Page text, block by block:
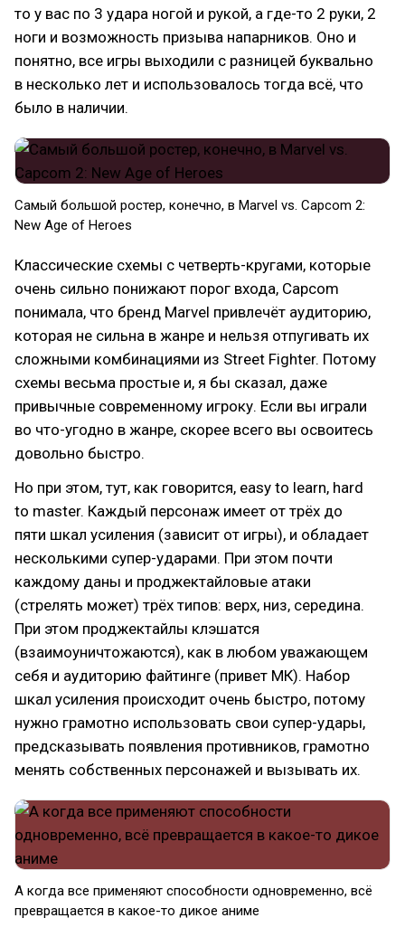
то у вас по 3 удара ногой и рукой, а где-то 2 руки, 2
ноги и возможность призыва напарников. Оно и
понятно, все игры выходили с разницей буквально
в несколько лет и использовалось тогда всё, что
было в наличии.
Самый большой ростер, конечно, в Marvel vs. Capcom 2:
New Age of Heroes
Классические схемы с четверть-кругами, которые
очень сильно понижают порог входа, Capcom
понимала, что бренд Marvel привлечёт аудиторию,
которая не сильна в жанре и нельзя отпугивать их
сложными комбинациями из Street Fighter. Потому
схемы весьма простые и, я бы сказал, даже
привычные современному игроку. Если вы играли
во что-угодно в жанре, скорее всего вы освоитесь
довольно быстро.
Но при этом, тут, как говорится, easy to learn, hard
to master. Каждый персонаж имеет от трёх до
пяти шкал усиления (зависит от игры), и обладает
несколькими супер-ударами. При этом почти
каждому даны и проджектайловые атаки
(стрелять может) трёх типов: верх, низ, середина.
При этом проджектайлы клэшатся
(взаимоуничтожаются), как в любом уважающем
себя и аудиторию файтинге (привет МК). Набор
шкал усиления происходит очень быстро, потому
нужно грамотно использовать свои супер-удары,
предсказывать появления противников, грамотно
менять собственных персонажей и вызывать их.
А когда все применяют способности одновременно, всё
превращается в какое-то дикое аниме